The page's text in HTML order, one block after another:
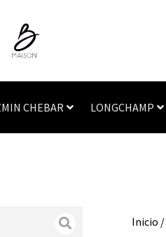
CHEBAR LONGCHAMP
Inicio /